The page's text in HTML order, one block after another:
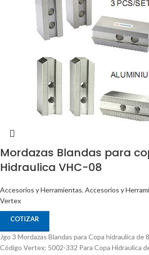
Mordazas Blandas para
Hidraulica VHC-08
Accesorios y Herramientas, Accesorios y
Vertex
COTIZAR
Jgo 3 Mordazas Blandas para Copa hidraulica de
Código Vertex: 5002-332 Para Copa Hidraulica